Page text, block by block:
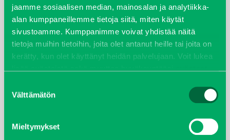
jaamme sosiaalisen median, mainosalan ja analytiikka-
alan kumppaneillemme tietoja siitä, miten käytät
sivustoamme. Kumppanimme voivat yhdistää näitä
tietoja muihin tietoihin, joita olet antanut heille tai joita on
kerätty, kun olet käyttänyt heidän palvelujaan. Voit lukea
valinta
Välttämätön
Mieltymykset
huhtikuu 2022
helmikuu 2022
lokakuu 2021